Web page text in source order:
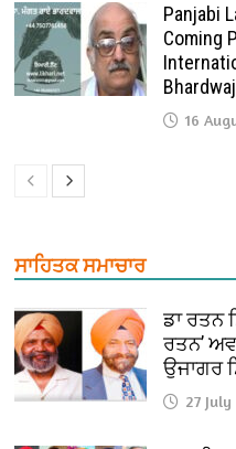
Panjabi
Coming
16
ਸਾਹਿਤਕ ਸਮਾਚਾਰ
ਡਾ ਰਤਨ
ਰਤਨ’
ਉਜਾਗਰ
27